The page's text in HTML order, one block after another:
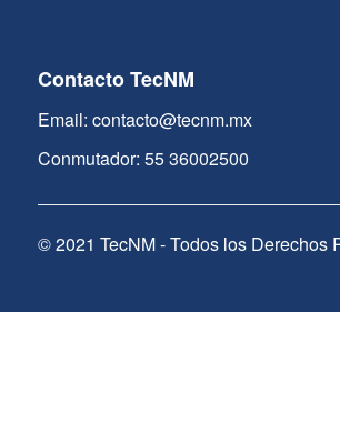
Contacto TecNM
Email: contacto@tecnm.mx
Conmutador: 55 36002500
© 2021 TecNM - Todos los Derechos